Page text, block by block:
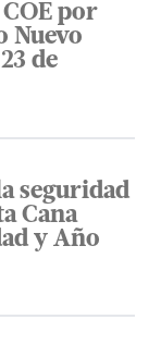
por
Nuevo
de
seguridad
Cana
y Año